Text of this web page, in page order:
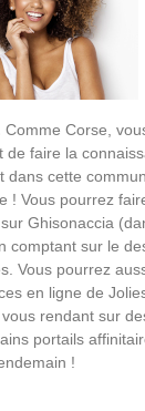
Comme Corse,
faire la
dans cette
! Vous pourrez
Ghisonaccia
comptant sur le
Vous pourrez
en ligne de
rendant sur
portails
!